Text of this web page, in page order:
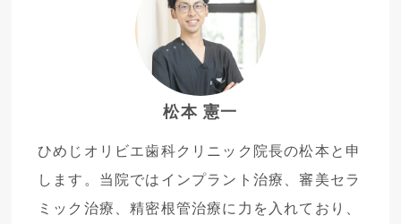
松本 憲一
ひめじオリビエ歯科クリニック院長の松本と申
します。当院ではインプラント治療、審美セラ
ミック治療、精密根管治療に力を入れており、